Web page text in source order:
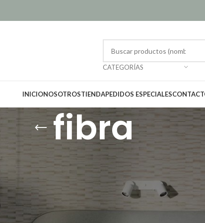
CATEGORÍAS
INICIONOSOTROSTIENDAPEDIDOS ESPECIALES
fibra
Mostrar